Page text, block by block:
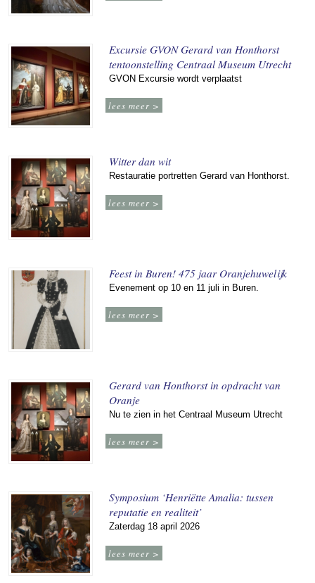
Excursie GVON Gerard van Honthorst
tentoonstelling Centraal Museum Utrecht
GVON Excursie wordt verplaatst
lees meer >
Witter dan wit
Restauratie portretten Gerard van Honthorst.
lees meer >
Feest in Buren! 475 jaar Oranjehuwelijk
Evenement op 10 en 11 juli in Buren.
lees meer >
Gerard van Honthorst in opdracht van
Oranje
Nu te zien in het Centraal Museum Utrecht
lees meer >
Symposium ‘Henriëtte Amalia: tussen
reputatie en realiteit’
Zaterdag 18 april 2026
lees meer >